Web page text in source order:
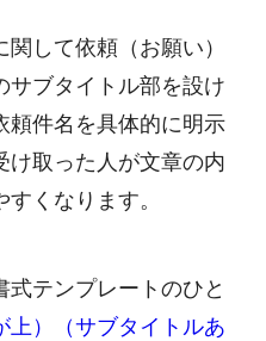
して依頼（お願い）
サブタイトル部を設け
頼件名を具体的に明示
け取った人が文章の内
くなります。
式テンプレートのひと
上）（サブタイトルあ